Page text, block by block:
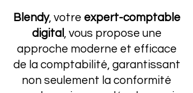
Blendy, votre expert-comptable
digital , vous propose une
approche moderne et efficace
de la comptabilité, garantissant
non seulement la conformité